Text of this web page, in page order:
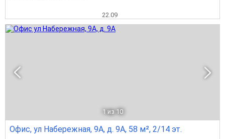
22.09
1 из 10
Офис, ул Набережная, 9А, д. 9А, 58 м², 2/14 эт.